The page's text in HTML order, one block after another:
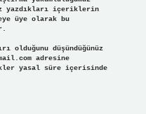
yazdıkları içeriklerin
üye olarak bu
olduğunu düşündüğünüz
adresine
yasal süre içerisinde